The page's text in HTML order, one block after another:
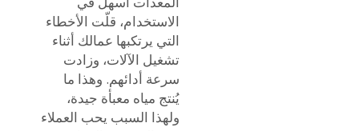
الاستخدام، قلّت الأخطاء
التي يرتكبها عمالك أثناء
تشغيل الآلات، وزادت
سرعة أدائهم. وهذا ما
يُنتج مياه معبأة جيدة،
ولهذا السبب يحب العملاء